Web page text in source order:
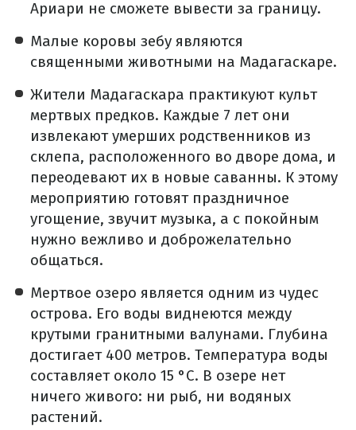
Ариари не сможете вывести за границу.
Малые коровы зебу являются
священными животными на Мадагаскаре.
Жители Мадагаскара практикуют культ
мертвых предков. Каждые 7 лет они
извлекают умерших родственников из
склепа, расположенного во дворе дома, и
переодевают их в новые саванны. К этому
мероприятию готовят праздничное
угощение, звучит музыка, а с покойным
нужно вежливо и доброжелательно
общаться.
Мертвое озеро является одним из чудес
острова. Его воды виднеются между
крутыми гранитными валунами. Глубина
достигает 400 метров. Температура воды
составляет около 15 °C. В озере нет
ничего живого: ни рыб, ни водяных
растений.